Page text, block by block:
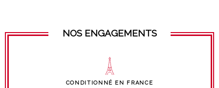
NOS ENGAGEMENTS
CONDITIONNÉ EN FRANCE